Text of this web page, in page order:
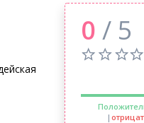
0 / 5
|